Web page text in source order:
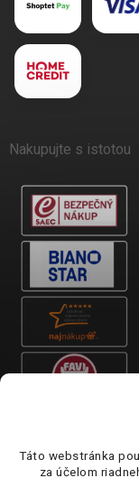
Táto webstránka
za účelom
Nakupujte s istotou